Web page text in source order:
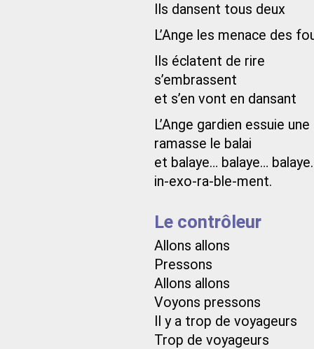
Ils dansent tous deux
L’Ange les menace des
Ils éclatent de rire
s’embrassent
et s’en vont en dansant
L’Ange gardien essuie
ramasse le balai
et balaye… balaye…
in-exo-ra-ble-ment.
Le contrôleur
Allons allons
Pressons
Allons allons
Voyons pressons
Il y a trop de voyageurs
Trop de voyageurs